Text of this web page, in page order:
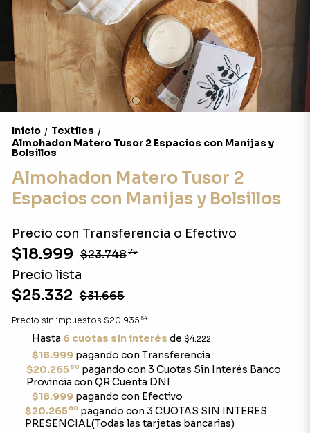
Inicio / Textiles /
Almohadon Matero Tusor 2 Espacios con Manijas y
Bolsillos
Almohadon Matero Tusor 2
Espacios con Manijas y Bolsillos
Precio con Transferencia o Efectivo
$18.999 $23.74875
Precio lista
$25.332 $31.665
Precio sin impuestos $20.935 54
Hasta 6 cuotas sin interés de $4.222
$18.999pagando con Transferencia
$20.26560 pagando con 3 Cuotas Sin Interés Banco
Provincia con QR Cuenta DNI
$18.999pagando con Efectivo
$20.26560 pagando con 3 CUOTAS SIN INTERES
PRESENCIAL(Todas las tarjetas bancarias)